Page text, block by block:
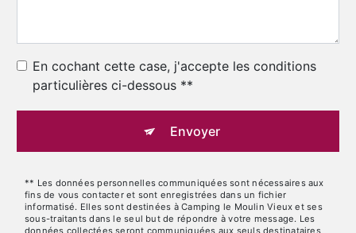
En cochant cette case, j'accepte les conditions
particulières ci-dessous **
Envoyer
** Les données personnelles communiquées sont nécessaires aux
fins de vous contacter et sont enregistrées dans un fichier
informatisé. Elles sont destinées à Camping le Moulin Vieux et ses
sous-traitants dans le seul but de répondre à votre message. Les